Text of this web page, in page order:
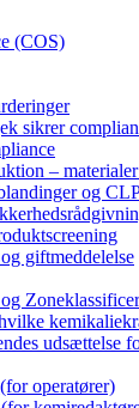
(COS)
sikrer
–
og
giftmeddelelse
udsættelse
operatører)